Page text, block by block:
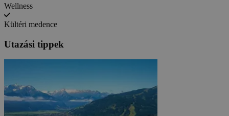
Wellness
Kültéri medence
Utazási tippek